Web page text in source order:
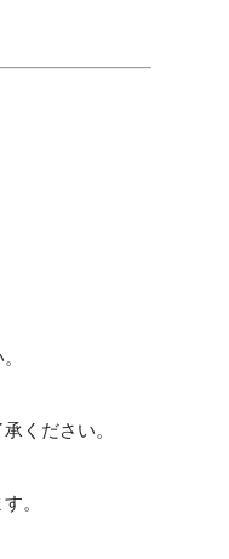
ください。
。